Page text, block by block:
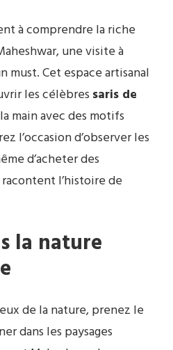
à comprendre la riche
une visite à
must. Cet espace artisanal
les célèbres saris de
main avec des motifs
l’occasion d’observer les
d’acheter des
l’histoire de
la nature
de la nature, prenez le
dans les paysages